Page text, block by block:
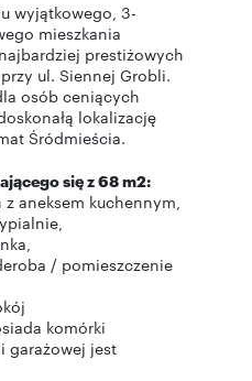
wyjątkowego, 3-
mieszkania
prestiżowych
przy ul. Siennej Grobli.
osób ceniących
lokalizację
Śródmieścia.
się z 68 m2:
aneksem kuchennym,
/ pomieszczenie
komórki
garażowej jest